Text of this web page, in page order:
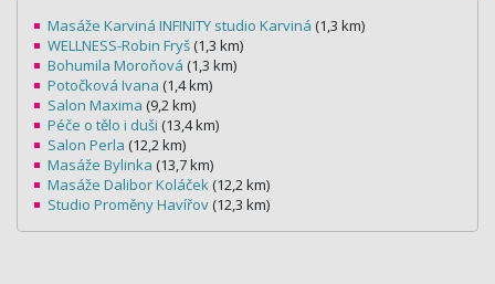
Masáže Karviná INFINITY studio Karviná (1,3 km)
WELLNESS-Robin Fryš (1,3 km)
Bohumila Moroňová (1,3 km)
Potočková Ivana (1,4 km)
Salon Maxima (9,2 km)
Péče o tělo i duši (13,4 km)
Salon Perla (12,2 km)
Masáže Bylinka (13,7 km)
Masáže Dalibor Koláček (12,2 km)
Studio Proměny Havířov (12,3 km)